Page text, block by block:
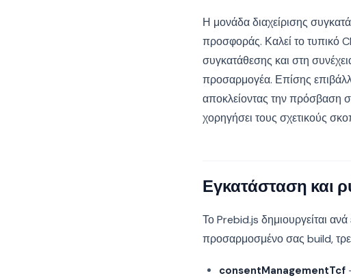
Η μονάδα διαχείρισης
προσφοράς. Καλεί το τυπικό
συγκατάθεσης και στη
προσαρμογέα. Επίσης
αποκλείοντας την πρόσβαση
χορηγήσει τους σχετικούς
Εγκατάσταση και
Το Prebid.js δημιουργείται
προσαρμοσμένο σας build,
consentManagementTcf